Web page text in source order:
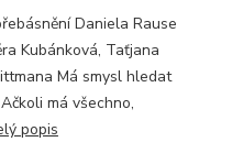
Daniela Rause
Kubánková, Taťjana
Má smysl hledat
má všechno,
popis